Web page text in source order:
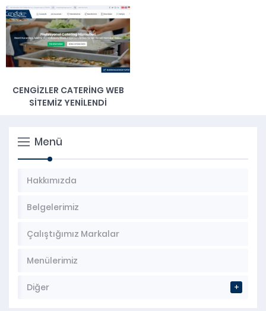
CENGIZLER CATERING WEB
SITEMIZ YENILENDI
Menü
Hakkımızda
Belgelerimiz
Çalıştığımız Markalar
Menülerimiz
Diğer